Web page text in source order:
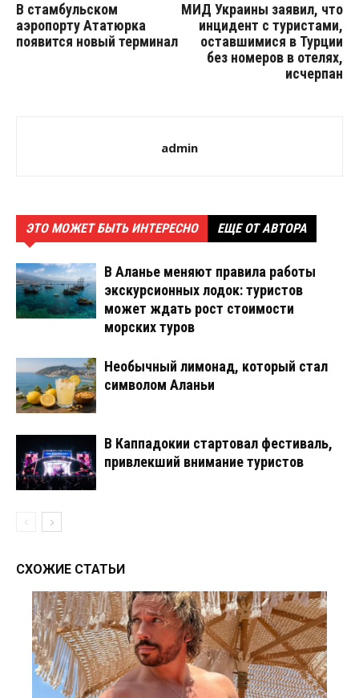
В стамбульском
аэропорту Ататюрка
появится новый терминал
МИД Украины заявил, что
инцидент с туристами,
оставшимися в Турции
без номеров в отелях,
исчерпан
admin
ЭТО МОЖЕТ БЫТЬ ИНТЕРЕСНО ЕЩЕ ОТ АВТОРА
В Аланье меняют правила работы
экскурсионных лодок: туристов
может ждать рост стоимости
морских туров
Необычный лимонад, который стал
символом Аланьи
В Каппадокии стартовал фестиваль,
привлекший внимание туристов
СХОЖИЕ СТАТЬИ